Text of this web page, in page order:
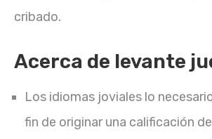
cribado.
Acerca de levante
Los idiomas joviales lo
fin de originar una calificación